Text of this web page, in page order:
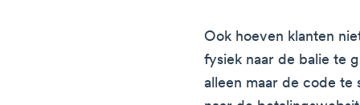
Ook hoeven klanten
fysiek naar de balie te
alleen maar de code